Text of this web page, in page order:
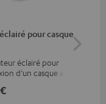
pour casque
éclairé pour
d’un casque audio
d’une
€